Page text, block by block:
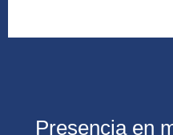
Presencia en